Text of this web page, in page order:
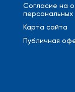
Cогласие на
Карта сайта
Публичная